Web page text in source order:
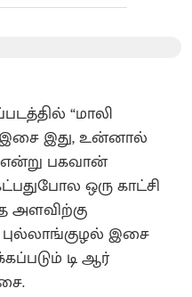
“மாலி
இது, உன்னால்
என்று பகவான்
ஒரு காட்சி
அளவிற்கு
இசை
டி ஆர்